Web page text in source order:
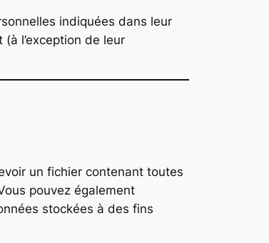
indiquées dans leur
l’exception de leur
un fichier contenant toutes
pouvez également
stockées à des fins